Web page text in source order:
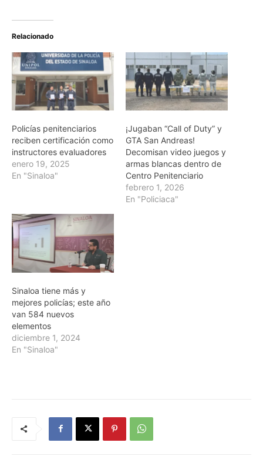
Relacionado
Policías penitenciarios
reciben certificación como
instructores evaluadores
enero 19, 2025
En "Sinaloa"
¡Jugaban “Call of Duty” y
GTA San Andreas!
Decomisan video juegos y
armas blancas dentro de
Centro Penitenciario
febrero 1, 2026
En "Policiaca"
Sinaloa tiene más y
mejores policías; este año
van 584 nuevos
elementos
diciembre 1, 2024
En "Sinaloa"